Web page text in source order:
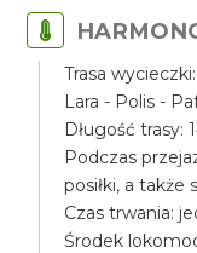
Trasa
Lara - Polis -
Długość trasy:
Podczas
posiłki, a
Czas trwania:
Środek